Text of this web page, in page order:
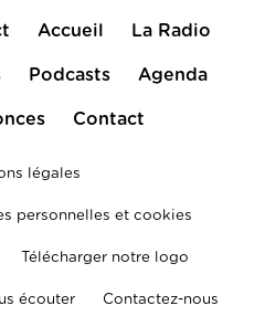
Accueil La Radio
Podcasts Agenda
Contact
légales
personnelles et cookies
Télécharger notre logo
écouter Contactez-nous